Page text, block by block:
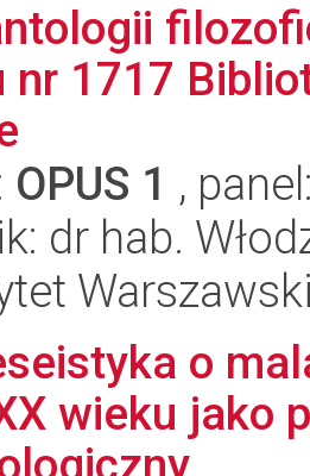
nr 1717
OPUS 1 ,
dr hab.
o
wieku jako